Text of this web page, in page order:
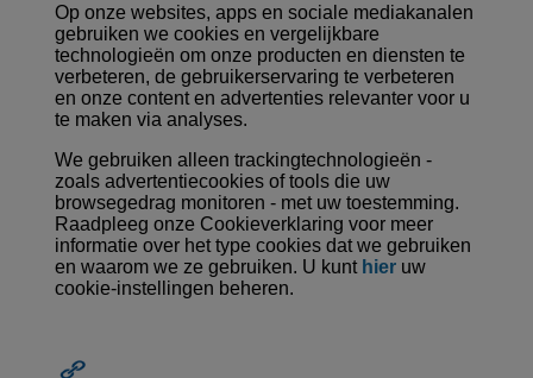
Op onze websites, apps en sociale mediakanalen
gebruiken we cookies en vergelijkbare
technologieën om onze producten en diensten te
verbeteren, de gebruikerservaring te verbeteren
en onze content en advertenties relevanter voor u
te maken via analyses.
We gebruiken alleen trackingtechnologieën -
zoals advertentiecookies of tools die uw
browsegedrag monitoren - met uw toestemming.
Raadpleeg onze Cookieverklaring voor meer
informatie over het type cookies dat we gebruiken
en waarom we ze gebruiken. U kunt hier uw
cookie-instellingen beheren.